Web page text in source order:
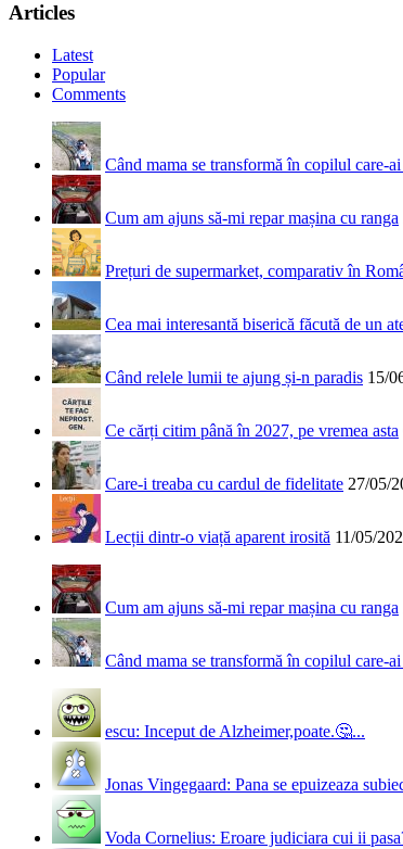
Articles
Latest
Popular
Comments
Când mama se transformă în copilul care-
Cum am ajuns să-mi repar mașina cu ranga
Prețuri de supermarket, comparativ în
Cea mai interesantă biserică făcută de un
Când relele lumii te ajung și-n paradis 15/
Ce cărți citim până în 2027, pe vremea asta
Care-i treaba cu cardul de fidelitate 27/05/
Lecții dintr-o viață aparent irosită 11/05/
Cum am ajuns să-mi repar mașina cu ranga
Când mama se transformă în copilul care-
escu: Inceput de Alzheimer,poate.🤔...
Jonas Vingegaard: Pana se epuizeaza
Voda Cornelius: Eroare judiciara cui ii